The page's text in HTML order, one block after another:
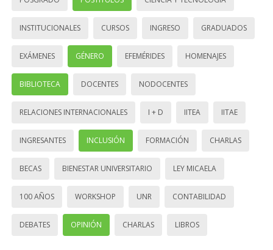
INSTITUCIONALES CURSOS INGRESO GRADUADOS
EXÁMENES GÉNERO EFEMÉRIDES HOMENAJES
BIBLIOTECA DOCENTES NODOCENTES
RELACIONES INTERNACIONALES I + D IITEA IITAE
INGRESANTES INCLUSIÓN FORMACIÓN CHARLAS
BECAS BIENESTAR UNIVERSITARIO LEY MICAELA
100 AÑOS WORKSHOP UNR CONTABILIDAD
DEBATES OPINIÓN CHARLAS LIBROS